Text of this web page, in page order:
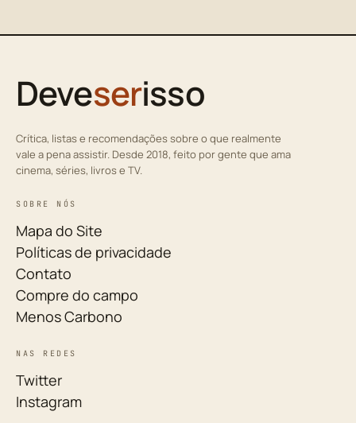
Deveserisso
Crítica, listas e recomendações sobre o que realmente
vale a pena assistir. Desde 2018, feito por gente que ama
cinema, séries, livros e TV.
SOBRE NÓS
Mapa do Site
Políticas de privacidade
Contato
Compre do campo
Menos Carbono
NAS REDES
Twitter
Instagram